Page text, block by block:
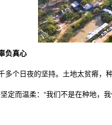
负真心
多个日夜的坚持。土地太贫瘠
定而温柔：“我们不是在种地